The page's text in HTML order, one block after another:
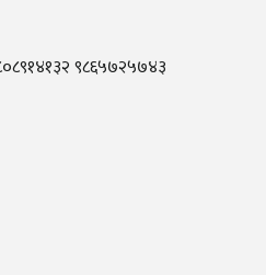
९८६५७२५७४३